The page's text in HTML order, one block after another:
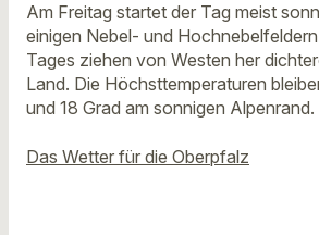
Am Freitag startet der Tag meist
einigen Nebel- und
Tages ziehen von Westen her
Land. Die Höchsttemperaturen
und 18 Grad am sonnigen
Das Wetter für die Oberpfalz